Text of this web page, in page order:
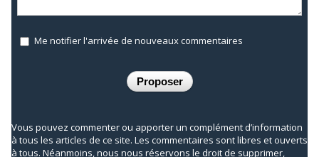
Me notifier l'arrivée de nouveaux commentaires
Vous pouvez commenter ou apporter un complément d’information
à tous les articles de ce site. Les commentaires sont libres et ouverts
à tous. Néanmoins, nous nous réservons le droit de supprimer,